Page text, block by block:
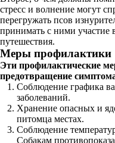
стресс и волнение могут
перегружать псов
принимать с ними участие
путешествия.
Меры профилактики
Эти профилактические
предотвращение
Соблюдение графика
заболеваний.
Хранение опасных и
питомца местах.
Соблюдение
Собакам